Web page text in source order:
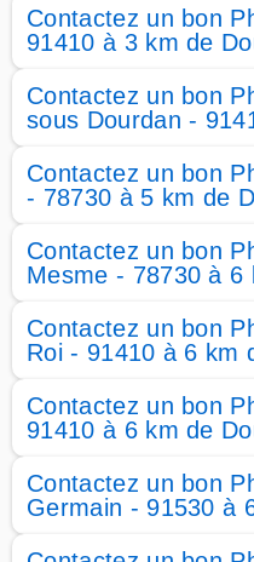
Contactez un bon
91410 à 3 km de
Contactez un bon
sous Dourdan -
Contactez un bon
- 78730 à 5 km de
Contactez un bon
Mesme - 78730 à 6
Contactez un bon
Roi - 91410 à 6 km
Contactez un bon
91410 à 6 km de
Contactez un bon
Germain - 91530 à